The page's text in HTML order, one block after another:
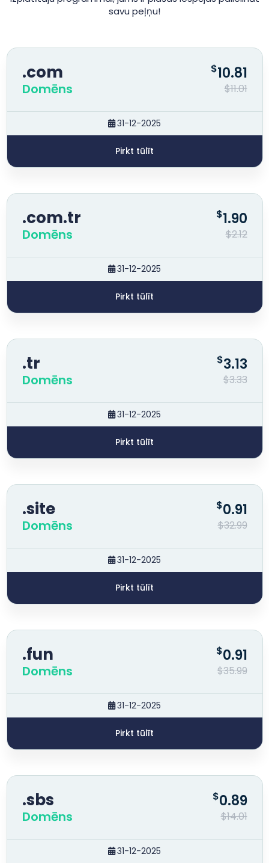
savu peļņu!
.com
Domēns
$10.81
$11.01
31-12-2025
Pirkt tūlīt
.com.tr
Domēns
$1.90
$2.12
31-12-2025
Pirkt tūlīt
.tr
Domēns
$3.13
$3.33
31-12-2025
Pirkt tūlīt
.site
Domēns
$0.91
$32.99
31-12-2025
Pirkt tūlīt
.fun
Domēns
$0.91
$35.99
31-12-2025
Pirkt tūlīt
.sbs
Domēns
$0.89
$14.01
31-12-2025